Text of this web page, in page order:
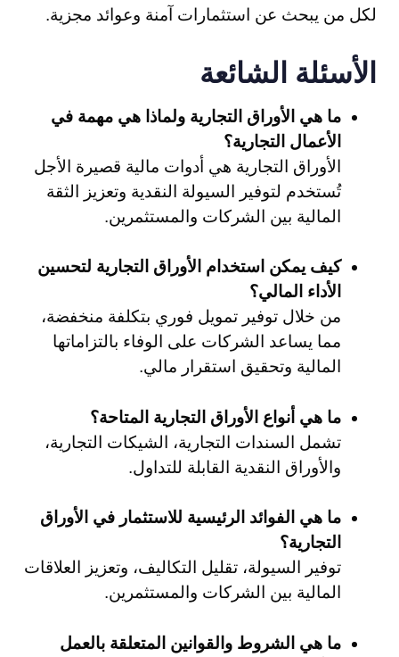
لكل من يبحث عن استثمارات آمنة وعوائد مجزية.
الأسئلة الشائعة
ما هي الأوراق التجارية ولماذا هي مهمة في
الأعمال التجارية؟
الأوراق التجارية هي أدوات مالية قصيرة الأجل
تُستخدم لتوفير السيولة النقدية وتعزيز الثقة
المالية بين الشركات والمستثمرين.
كيف يمكن استخدام الأوراق التجارية لتحسين
الأداء المالي؟
من خلال توفير تمويل فوري بتكلفة منخفضة،
مما يساعد الشركات على الوفاء بالتزاماتها
المالية وتحقيق استقرار مالي.
ما هي أنواع الأوراق التجارية المتاحة؟
تشمل السندات التجارية، الشيكات التجارية،
والأوراق النقدية القابلة للتداول.
ما هي الفوائد الرئيسية للاستثمار في الأوراق
التجارية؟
توفير السيولة، تقليل التكاليف، وتعزيز العلاقات
المالية بين الشركات والمستثمرين.
ما هي الشروط والقوانين المتعلقة بالعمل